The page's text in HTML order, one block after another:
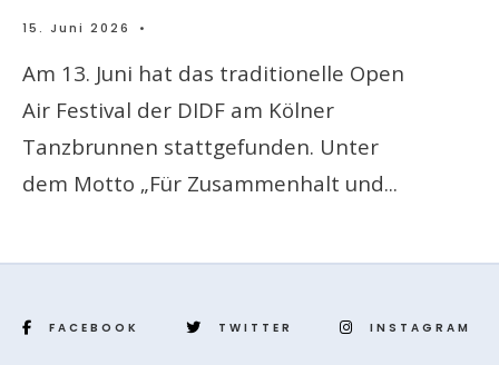
15. Juni 2026 •
Am 13. Juni hat das traditionelle Open
Air Festival der DIDF am Kölner
Tanzbrunnen stattgefunden. Unter
dem Motto „Für Zusammenhalt und...
FACEBOOK TWITTER INSTAGRAM